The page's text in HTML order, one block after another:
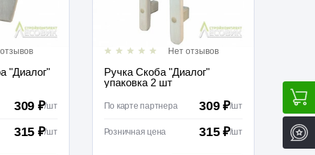
"Диалог"
309 ₽/шт
315 ₽/шт
Нет отзывов
Ручка Скоба "Диалог"
упаковка 2 шт
По карте партнера 309 ₽/шт
Розничная цена 315 ₽/шт